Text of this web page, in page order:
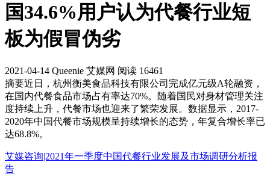
国34.6%用户认为代餐行业短
板为假冒伪劣
2021-04-14 Queenie 艾媒网 阅读 16461
摘要近日，杭州衡美食品科技有限公司完成亿元级A轮融资，
在国内代餐食品市场占有率达70%。随着国民对身材管理关注
度持续上升，代餐市场也迎来了繁荣发展。数据显示，2017-
2020年中国代餐市场规模呈持续增长的态势，年复合增长率已
达68.8%。
艾媒咨询|2021年一季度中国代餐行业发展及市场调研分析报
告